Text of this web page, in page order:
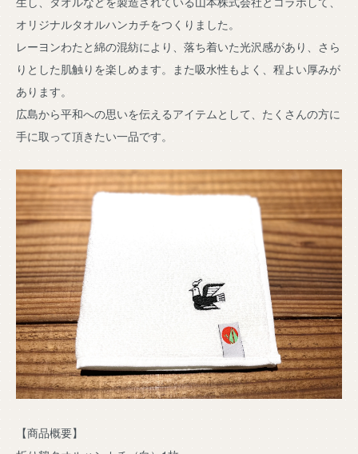
オリジナルタオルハンカチをつくりました。
レーヨンわたと綿の混紡により、落ち着いた光沢感があり、さら
りとした肌触りを楽しめます。また吸水性もよく、程よい厚みが
あります。
広島から平和への思いを伝えるアイテムとして、たくさんの方に
手に取って頂きたい一品です。
【商品概要】